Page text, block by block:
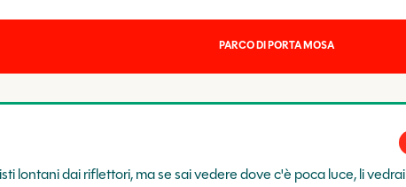
PARCO DI PORTA MOSA
lontani dai riflettori, ma se sai vedere dove c'è poca luce, li